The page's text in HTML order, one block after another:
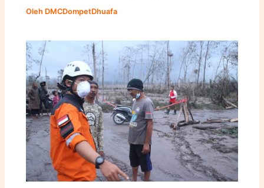
Oleh DMCDompetDhuafa